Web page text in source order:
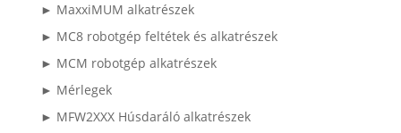
► MaxxiMUM alkatrészek
► MC8 robotgép feltétek és alkatrészek
► MCM robotgép alkatrészek
► Mérlegek
► MFW2XXX Húsdaráló alkatrészek